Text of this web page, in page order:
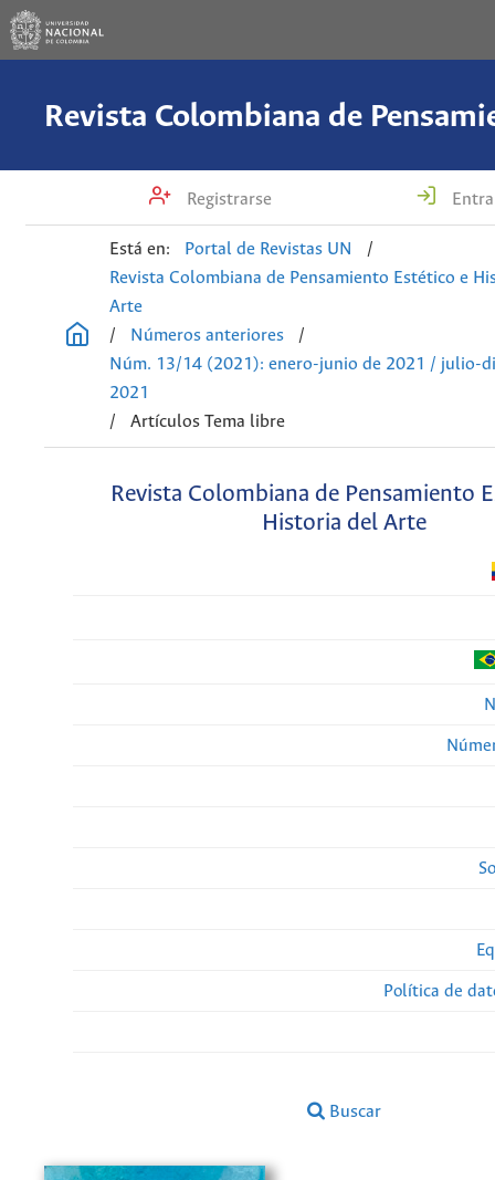
Registrarse
Está en: Portal de Revistas UN
/
Revista Colombiana de Pensamiento Estético e
Arte
/
Números anteriores
/
Núm. 13/14 (2021): enero-junio de 2021 / julio-
2021
/
Artículos Tema libre
Revista Colombiana de Pensamiento
Historia del Arte
Política de
Buscar